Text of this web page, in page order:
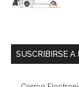
SUSCRIBIRSE